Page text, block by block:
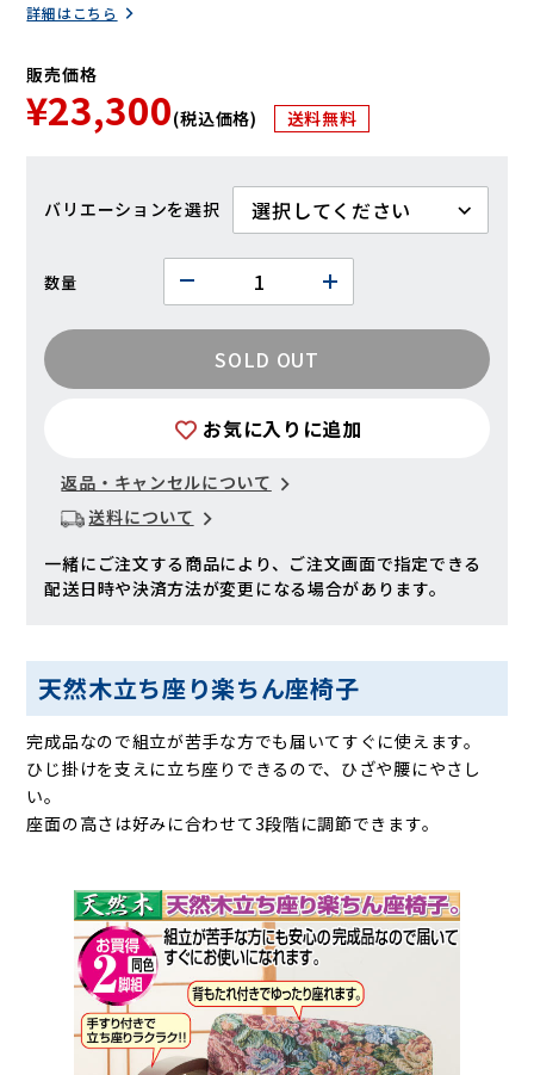
詳細はこちら
販売価格
¥23,300(税込価格) 送料無料
バリエーション
数量
SOLD OUT
お気に入りに追加
返品・キャンセルについて
送料について
一緒にご注文する商品により、ご注文画面で指定できる
配送日時や決済方法が変更になる場合があります。
天然木立ち座り楽ちん座椅子
完成品なので組立が苦手な方でも届いてすぐに使えます。
ひじ掛けを支えに立ち座りできるので、ひざや腰にやさし
い。
座面の高さは好みに合わせて3段階に調節できます。